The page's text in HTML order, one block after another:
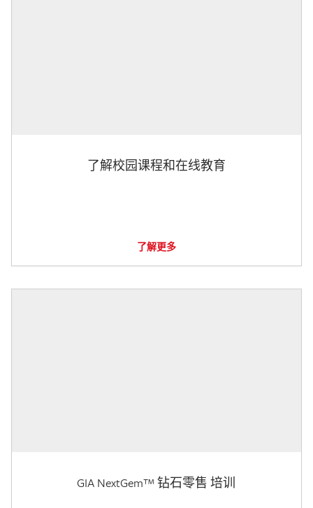
了解校园课程和在线教育
了解更多
GIA NextGem™ 钻石零售 培训